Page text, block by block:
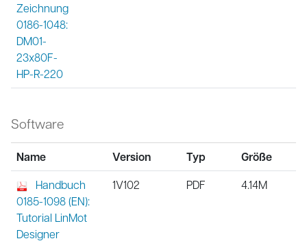
Zeichnung
0186-1048:
DM01-
23x80F-
HP-R-220
Software
Name Version Typ Größe
Handbuch
0185-1098 (EN):
Tutorial LinMot
Designer
1V102 PDF 4.14M